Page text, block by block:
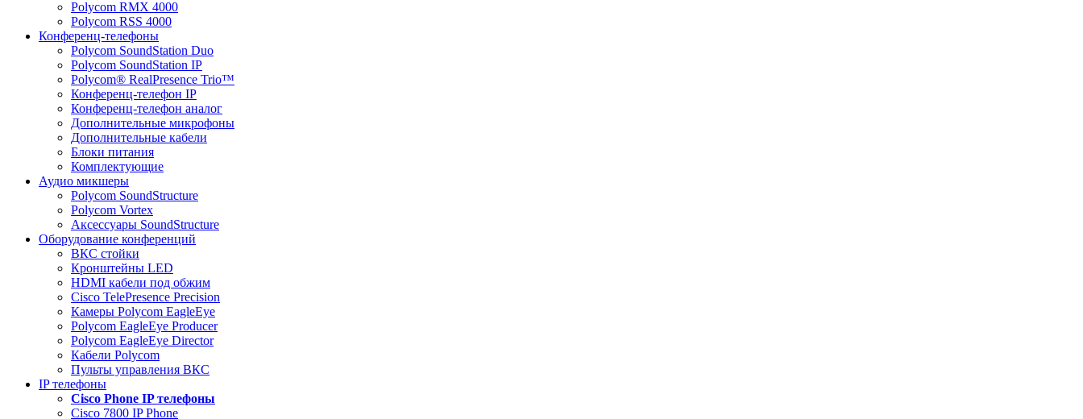
Polycom RMX 4000
Polycom RSS 4000
Конференц-телефоны
Polycom SoundStation Duo
Polycom SoundStation IP
Polycom® RealPresence Trio™
Конференц-телефон IP
Конференц-телефон аналог
Дополнительные микрофоны
Дополнительные кабели
Блоки питания
Комплектующие
Аудио микшеры
Polycom SoundStructure
Polycom Vortex
Аксессуары SoundStructure
Оборудование конференций
ВКС стойки
Кронштейны LED
HDMI кабели под обжим
Cisco TelePresence Precision
Камеры Polycom EagleEye
Polycom EagleEye Producer
Polycom EagleEye Director
Кабели Polycom
Пульты управления ВКС
IP телефоны
Сisco Phone IP телефоны
Cisco 7800 IP Phone